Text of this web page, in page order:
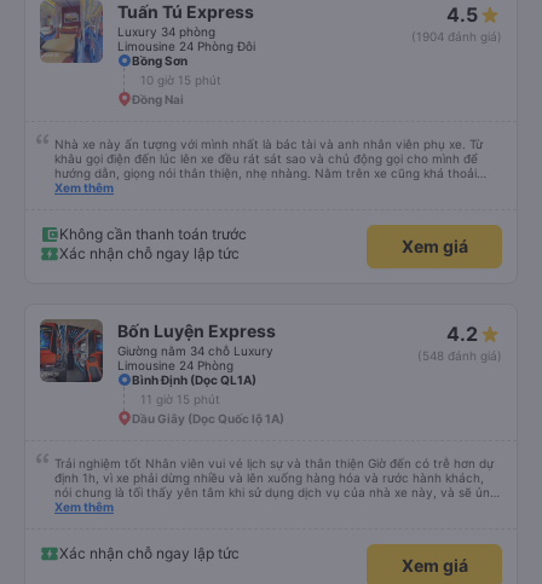
Tuấn Tú Express
Luxury 34 phòng
Limousine 24 Phòng Đôi
4.5
(1904 đánh giá)
Bồng Sơn
10 giờ 15 phút
Đồng Nai
Nhà xe này ấn tượng với mình nhất là bác tài và anh nhân viên phụ xe. Từ
khâu gọi điện đến lúc lên xe đều rát sát sao và chủ động gọi cho mình để
hướng dẫn, giọng nói thân thiện, nhẹ nhàng. Nằm trên xe cũng khá thoải
mái, chăn nệm nước suối đầy đủ. Chuyến xe của mình hầu hết là các cô bác
nhưng các anh hướng dẫn mình xuống ở đây không có ma nào dám chở đâu
( vì đây là địa bàn của thế lực xe ôm ngầm, dân chơi cỏ kẹo ke...) Và thế là
mình được chở xuống Ngã 3 thành , nơi sáng sủa an toàn hơn. Một Chuyến
Xem thêm
Không cần thanh toán trước
Xác nhận chỗ ngay lập tức
Xem giá
Bốn Luyện Express
Giường nằm 34 chỗ Luxury
Limousine 24 Phòng
4.2
(548 đánh giá)
Bình Định (Dọc QL1A)
11 giờ 15 phút
Dầu Giây (Dọc Quốc lộ 1A)
Trải nghiệm tốt Nhân viên vui vẻ lịch sự và thân thiện Giờ đến có trễ hơn dự
định 1h, vì xe phải dừng nhiều và lên xuống hàng hóa và rước hành khách,
nói chung là tối thấy yên tâm khi sử dụng dịch vụ của nhà xe này, và sẽ ủng
hộ và giới thiệu cho người thân sử dụng dịch vụ của nhà xe này
Xem thêm
Xác nhận chỗ ngay lập tức
Xem giá